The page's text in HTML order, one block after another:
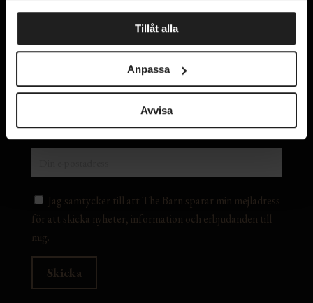
Tillåt alla
Anpassa
Avvisa
Kontakta oss
Integritetspolicy
Prenumerera på vårt nyhetsbrev
Jag samtycker till att The Barn sparar min mejladress
för att skicka nyheter, information och erbjudanden till
mig.